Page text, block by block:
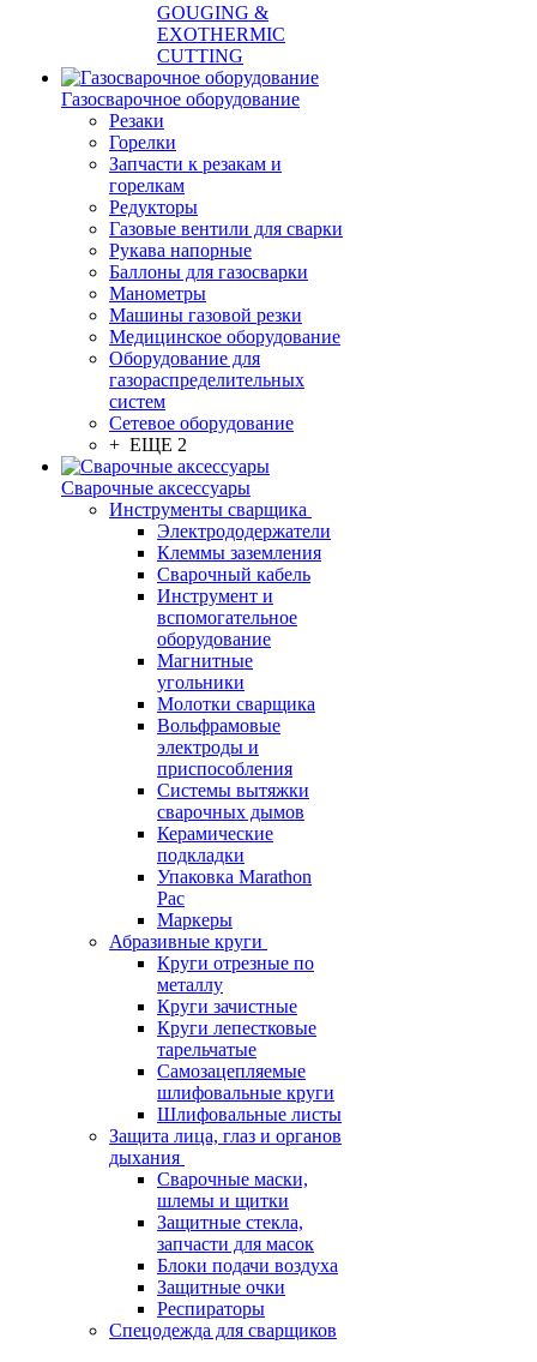
GOUGING &
EXOTHERMIC
CUTTING
Газосварочное оборудование
Резаки
Горелки
Запчасти к резакам и
горелкам
Редукторы
Газовые вентили для сварки
Рукава напорные
Баллоны для газосварки
Манометры
Машины газовой резки
Медицинское оборудование
Оборудование для
газораспределительных
систем
Сетевое оборудование
+ ЕЩЕ 2
Сварочные аксессуары
Инструменты сварщика
Электрододержатели
Клеммы заземления
Сварочный кабель
Инструмент и
вспомогательное
оборудование
Магнитные
угольники
Молотки сварщика
Вольфрамовые
электроды и
приспособления
Системы вытяжки
сварочных дымов
Керамические
подкладки
Упаковка Marathon
Pac
Маркеры
Абразивные круги
Круги отрезные по
металлу
Круги зачистные
Круги лепестковые
тарельчатые
Самозацепляемые
шлифовальные круги
Шлифовальные листы
Защита лица, глаз и органов
дыхания
Сварочные маски,
шлемы и щитки
Защитные стекла,
запчасти для масок
Блоки подачи воздуха
Защитные очки
Респираторы
Спецодежда для сварщиков